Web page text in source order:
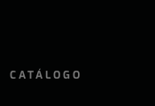
CATÁLOGO